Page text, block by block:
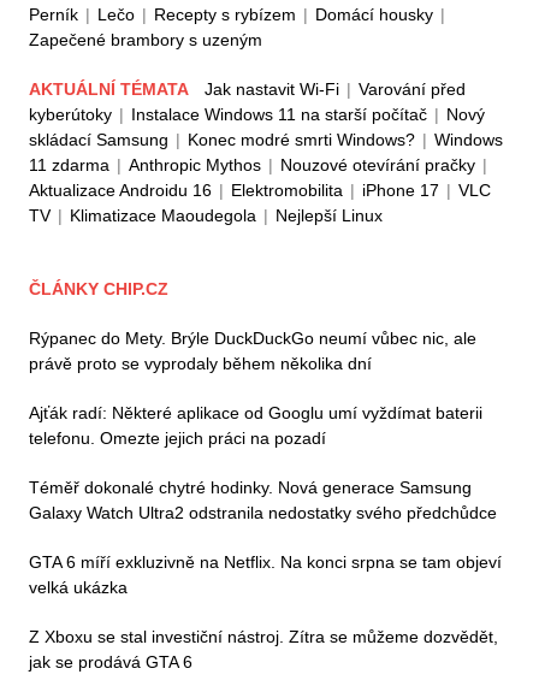
Perník | Lečo | Recepty s rybízem | Domácí housky |
Zapečené brambory s uzeným
AKTUÁLNÍ TÉMATA Jak nastavit Wi-Fi | Varování před
kyberútoky | Instalace Windows 11 na starší počítač | Nový
skládací Samsung | Konec modré smrti Windows? | Windows
11 zdarma | Anthropic Mythos | Nouzové otevírání pračky |
Aktualizace Androidu 16 | Elektromobilita | iPhone 17 | VLC
TV | Klimatizace Maoudegola | Nejlepší Linux
ČLÁNKY CHIP.CZ
Rýpanec do Mety. Brýle DuckDuckGo neumí vůbec nic, ale
právě proto se vyprodaly během několika dní
Ajťák radí: Některé aplikace od Googlu umí vyždímat baterii
telefonu. Omezte jejich práci na pozadí
Téměř dokonalé chytré hodinky. Nová generace Samsung
Galaxy Watch Ultra2 odstranila nedostatky svého předchůdce
GTA 6 míří exkluzivně na Netflix. Na konci srpna se tam objeví
velká ukázka
Z Xboxu se stal investiční nástroj. Zítra se můžeme dozvědět,
jak se prodává GTA 6